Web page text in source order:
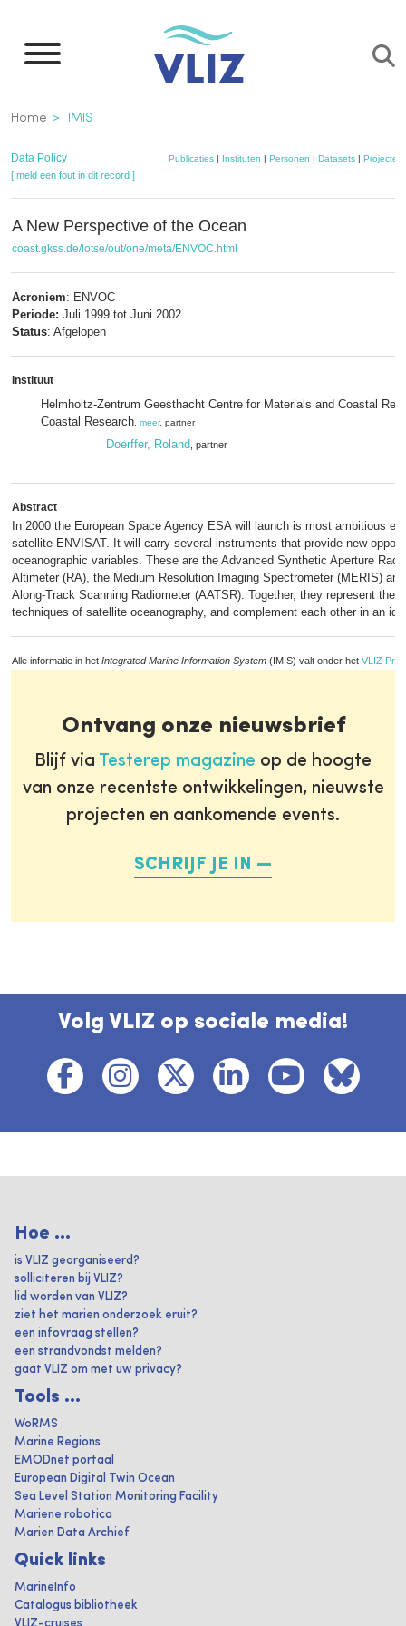
naar
inhoud
gaan
Kruimelpad
Home IMIS
Data Policy Publicaties | Instituten | Personen | Datasets | Projecten
[ meld een fout in dit record ]
A New Perspective of the Ocean
coast.gkss.de/lotse/out/one/meta/ENVOC.html
Acroniem: ENVOC
Periode: Juli 1999 tot Juni 2002
Status: Afgelopen
Instituut
Helmholtz-Zentrum Geesthacht Centre for Materials and Coastal
Coastal Research meer, partner
Doerffer, Roland , partner
Abstract
In 2000 the European Space Agency ESA will launch is most ambitious
satellite ENVISAT. It will carry several instruments that provide new
oceanographic variables. These are the Advanced Synthetic Aperture
Altimeter (RA), the Medium Resolution Imaging Spectrometer (MERIS)
Along-Track Scanning Radiometer (AATSR). Together, they represent the
techniques of satellite oceanography, and complement each other in an
Alle informatie in het Integrated Marine Information System (IMIS) valt onder het VLIZ
Ontvang onze nieuwsbrief
Blijf via Testerep magazine op de hoogte
van onze recentste ontwikkelingen, nieuwste
projecten en aankomende events.
SCHRIJF JE IN
Volg VLIZ op sociale media!
Hoe ...
is VLIZ georganiseerd?
solliciteren bij VLIZ?
lid worden van VLIZ?
ziet het marien onderzoek eruit?
een infovraag stellen?
een strandvondst melden?
gaat VLIZ om met uw privacy?
Tools ...
WoRMS
Marine Regions
EMODnet portaal
European Digital Twin Ocean
Sea Level Station Monitoring Facility
Mariene robotica
Marien Data Archief
Quick links
MarineInfo
Catalogus bibliotheek